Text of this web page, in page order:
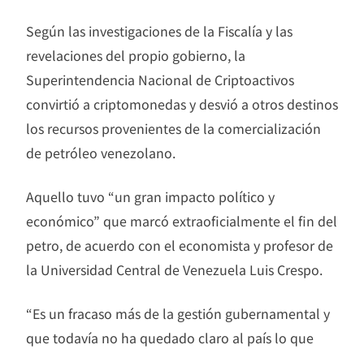
Según las investigaciones de la Fiscalía y las
revelaciones del propio gobierno, la
Superintendencia Nacional de Criptoactivos
convirtió a criptomonedas y desvió a otros destinos
los recursos provenientes de la comercialización
de petróleo venezolano.
Aquello tuvo “un gran impacto político y
económico” que marcó extraoficialmente el fin del
petro, de acuerdo con el economista y profesor de
la Universidad Central de Venezuela Luis Crespo.
“Es un fracaso más de la gestión gubernamental y
que todavía no ha quedado claro al país lo que